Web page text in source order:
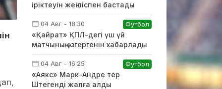
іріктеуін жеңіліспен бастады
04 Авг - 18:30 Футбол
«Қайрат» ҚПЛ-дегі үш үй
матчының өзгергенін хабарлады
04 Авг - 16:25 Футбол
«Аякс» Марк-Андре тер
Штегенді жалға алды